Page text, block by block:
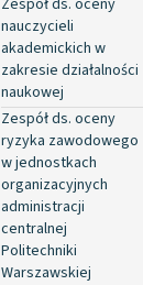
nauczycieli
akademickich w
zakresie działalności
naukowej
Zespół ds. oceny
ryzyka zawodowego
w jednostkach
organizacyjnych
administracji
centralnej
Politechniki
Warszawskiej